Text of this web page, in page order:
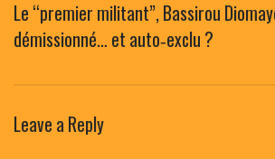
Le “premier militant”, Bassirou
démissionné… et auto‑exclu ?
Leave a Reply